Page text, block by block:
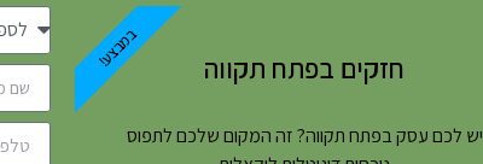
חזקים בפתח תקווה
יש לכם עסק בפתח תקווה? זה המקום שלכם לתפוס
במבצע!